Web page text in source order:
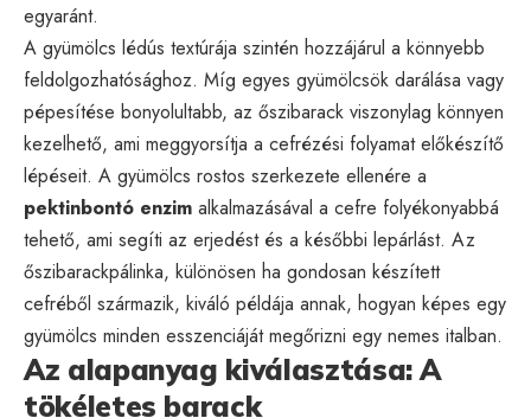
egyaránt.
A gyümölcs lédús textúrája szintén hozzájárul a könnyebb
feldolgozhatósághoz. Míg egyes gyümölcsök darálása vagy
pépesítése bonyolultabb, az őszibarack viszonylag könnyen
kezelhető, ami meggyorsítja a cefrézési folyamat előkészítő
lépéseit. A gyümölcs rostos szerkezete ellenére a
pektinbontó enzim alkalmazásával a cefre folyékonyabbá
tehető, ami segíti az erjedést és a későbbi lepárlást. Az
őszibarackpálinka, különösen ha gondosan készített
cefréből származik, kiváló példája annak, hogyan képes egy
gyümölcs minden esszenciáját megőrizni egy nemes italban.
Az alapanyag kiválasztása: A
tökéletes barack